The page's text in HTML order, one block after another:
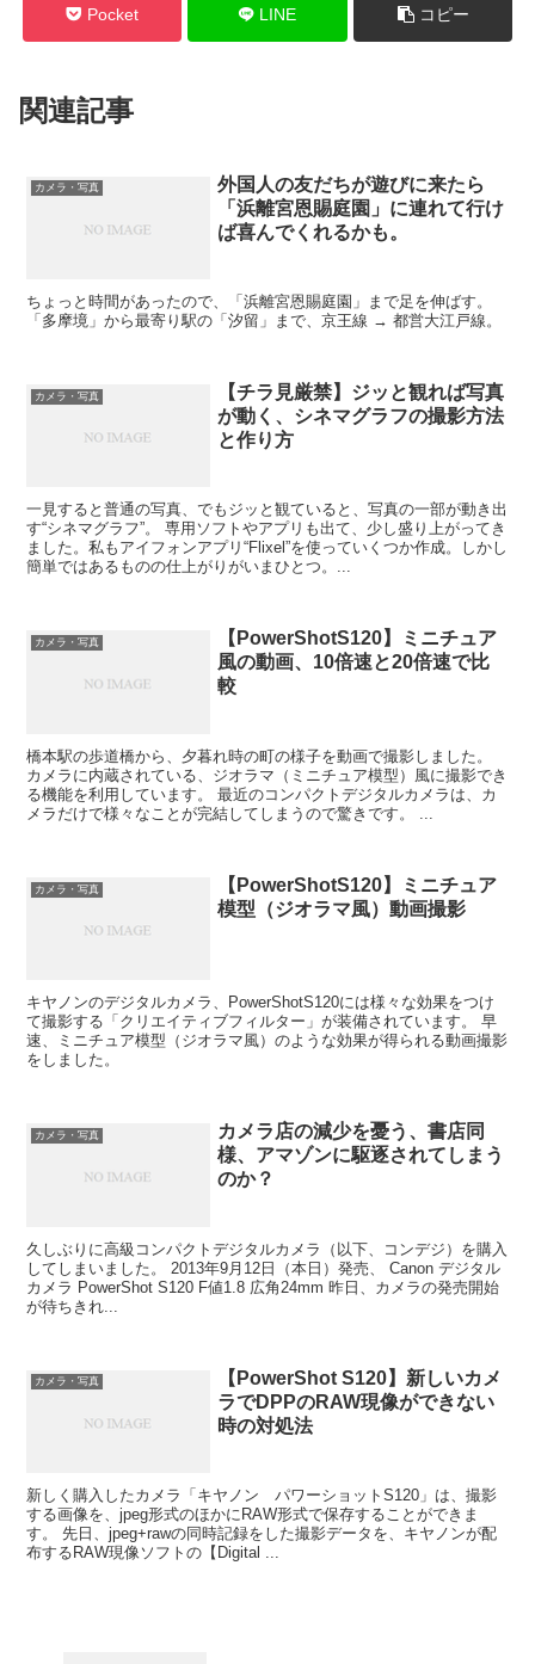
Pocket LINE コピー
関連記事
カメラ・写真
外国人の友だちが遊びに来たら
「浜離宮恩賜庭園」に連れて行け
ば喜んでくれるかも。
ちょっと時間があったので、「浜離宮恩賜庭園」まで足を伸ばす。
「多摩境」から最寄り駅の「汐留」まで、京王線 → 都営大江戸線。
カメラ・写真
【チラ見厳禁】ジッと観れば写真
が動く、シネマグラフの撮影方法
と作り方
一見すると普通の写真、でもジッと観ていると、写真の一部が動き出
す“シネマグラフ”。 専用ソフトやアプリも出て、少し盛り上がってき
ました。私もアイフォンアプリ“Flixel”を使っていくつか作成。しかし
簡単ではあるものの仕上がりがいまひとつ。...
カメラ・写真
【PowerShotS120】ミニチュア
風の動画、10倍速と20倍速で比
較
橋本駅の歩道橋から、夕暮れ時の町の様子を動画で撮影しました。
カメラに内蔵されている、ジオラマ（ミニチュア模型）風に撮影でき
る機能を利用しています。 最近のコンパクトデジタルカメラは、カ
メラだけで様々なことが完結してしまうので驚きです。 ...
カメラ・写真
【PowerShotS120】ミニチュア
模型（ジオラマ風）動画撮影
キヤノンのデジタルカメラ、PowerShotS120には様々な効果をつけ
て撮影する「クリエイティブフィルター」が装備されています。 早
速、ミニチュア模型（ジオラマ風）のような効果が得られる動画撮影
をしました。
カメラ・写真
カメラ店の減少を憂う、書店同
様、アマゾンに駆逐されてしまう
のか？
久しぶりに高級コンパクトデジタルカメラ（以下、コンデジ）を購入
してしまいました。 2013年9月12日（本日）発売、 Canon デジタル
カメラ PowerShot S120 F値1.8 広角24mm 昨日、カメラの発売開始
が待ちきれ...
カメラ・写真
【PowerShot S120】新しいカメ
ラでDPPのRAW現像ができない
時の対処法
新しく購入したカメラ「キヤノン パワーショットS120」は、撮影
する画像を、jpeg形式のほかにRAW形式で保存することができま
す。 先日、jpeg+rawの同時記録をした撮影データを、キヤノンが配
布するRAW現像ソフトの【Digital ...